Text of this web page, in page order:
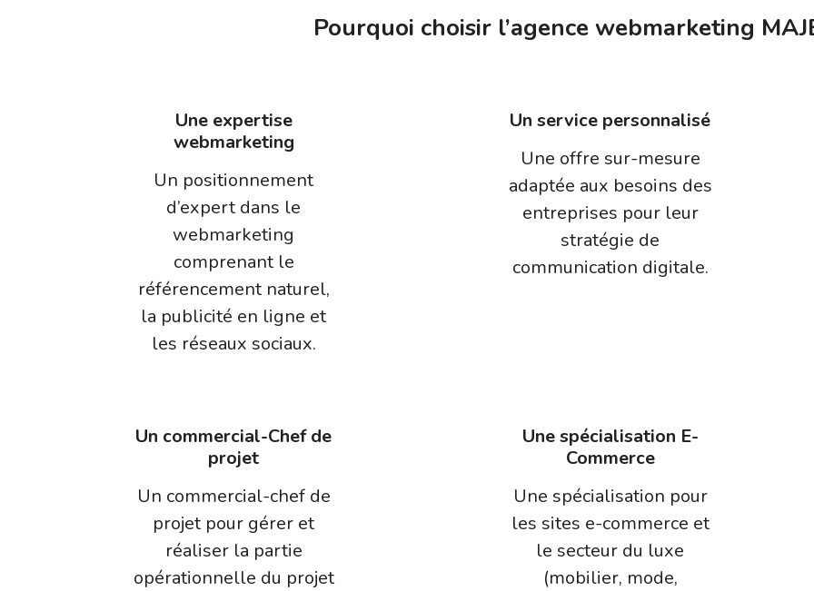
Pourquoi choisir l’agence webmarketing
Une expertise
webmarketing
Un positionnement
d’expert dans le
webmarketing
comprenant le
référencement naturel,
la publicité en ligne et
les réseaux sociaux.
Un service personnalisé
Une offre sur-mesure
adaptée aux besoins des
entreprises pour leur
stratégie de
communication digitale.
Un commercial-Chef de
projet
Un commercial-chef de
projet pour gérer et
réaliser la partie
opérationnelle du projet
Une spécialisation E-
Commerce
Une spécialisation pour
les sites e-commerce et
le secteur du luxe
(mobilier, mode,